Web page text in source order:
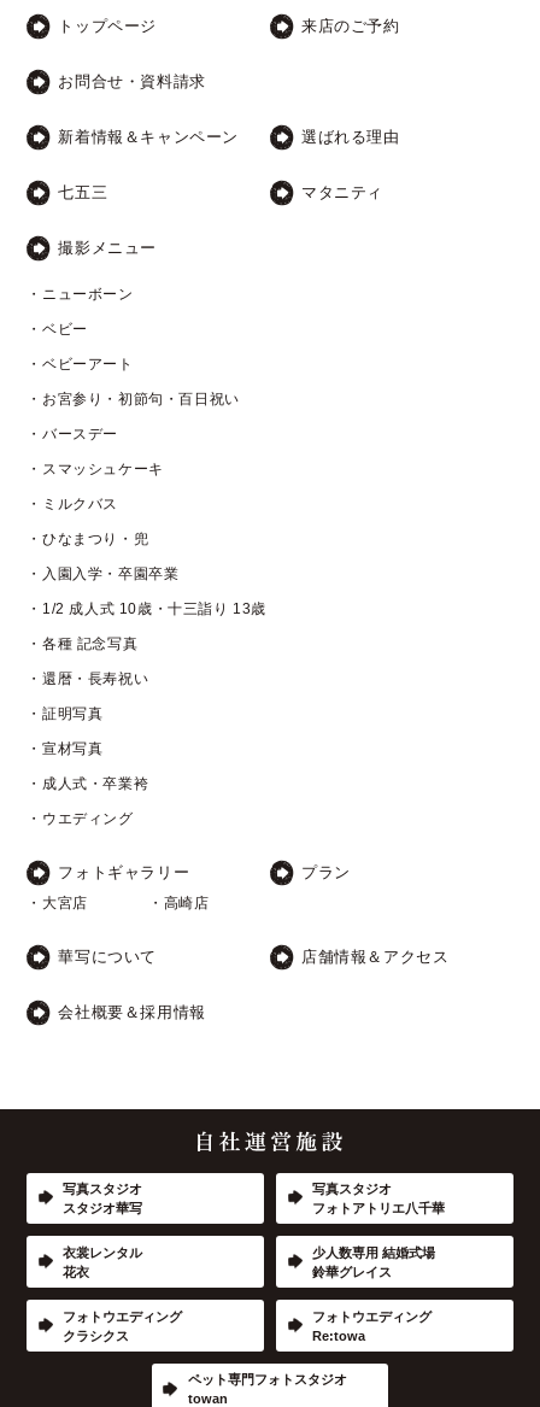
トップページ 来店のご予約
お問合せ・資料請求
新着情報＆キャンペーン 選ばれる理由
七五三 マタニティ
撮影メニュー
・ニューボーン
・ベビー
・ベビーアート
・お宮参り・初節句・百日祝い
・バースデー
・スマッシュケーキ
・ミルクバス
・ひなまつり・兜
・入園入学・卒園卒業
・1/2 成人式 10歳・十三詣り 13歳
・各種 記念写真
・還暦・長寿祝い
・証明写真
・宣材写真
・成人式・卒業袴
・ウエディング
フォトギャラリー
・大宮店 ・高崎店
プラン
華写について 店舗情報＆アクセス
会社概要＆採用情報
写真スタジオ
スタジオ華写
写真スタジオ
フォトアトリエ八千華
衣裳レンタル
花衣
少人数専用 結婚式場
鈴華グレイス
フォトウエディング
クラシクス
フォトウエディング
Re:towa
ペット専門フォトスタジオ
towan